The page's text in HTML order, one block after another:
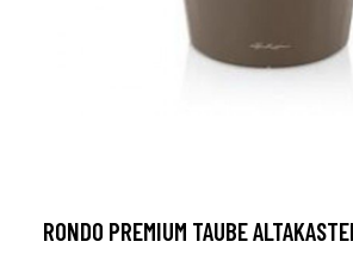
RONDO PREMIUM TAUBE